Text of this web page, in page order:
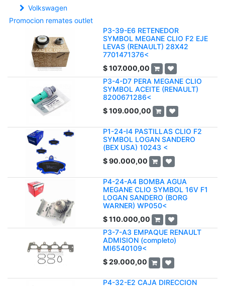
Volkswagen
Promocion remates outlet
P3-39-E6 RETENEDOR
SYMBOL MEGANE CLIO F2 EJE
LEVAS (RENAULT) 28X42
7701471376<
$107.000,00
P3-4-D7 PERA MEGANE CLIO
SYMBOL ACEITE (RENAULT)
8200671286<
$109.000,00
P1-24-I4 PASTILLAS CLIO F2
SYMBOL LOGAN SANDERO
(BEX USA) 10243 <
$90.000,00
P4-24-A4 BOMBA AGUA
MEGANE CLIO SYMBOL 16V F1
LOGAN SANDERO (BORG
WARNER) WP050<
$110.000,00
P3-7-A3 EMPAQUE RENAULT
ADMISION (completo)
MI6540109<
$29.000,00
P4-32-E2 CAJA DIRECCION